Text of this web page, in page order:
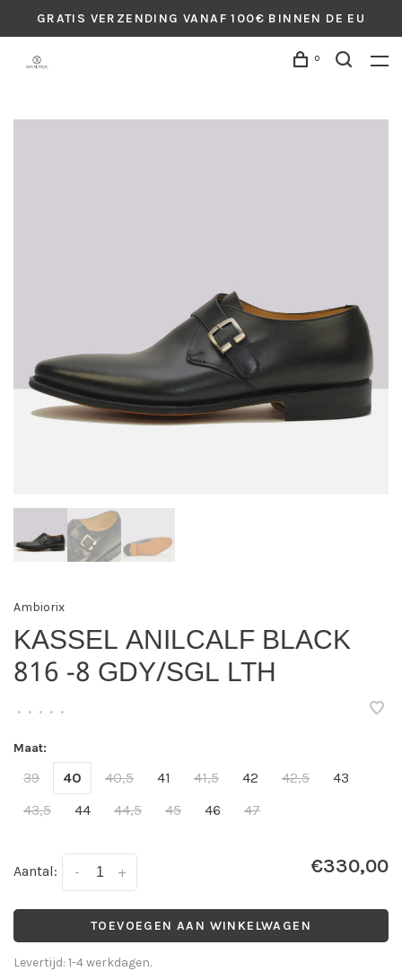
GRATIS VERZENDING VANAF 100€ BINNEN DE EU
0
Ambiorix
KASSEL ANILCALF BLACK
816 -8 GDY/SGL LTH
• • • • •
Maat:
39 40 40,5 41 41,5 42 42,5
43
43,5
44 44,5 45 46 47
Aantal: +
- €330,00
TOEVOEGEN AAN WINKELWAGEN
Levertijd: 1-4 werkdagen.